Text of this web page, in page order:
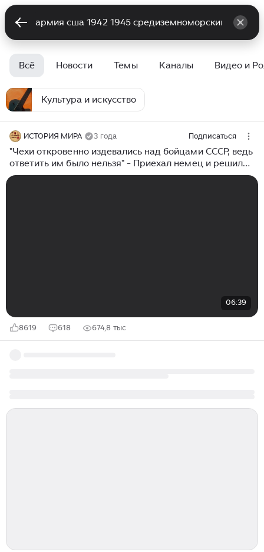
Всё Новости Темы Каналы Видео и
Культура и искусство
ИСТОРИЯ МИРА 3 года Подписаться
"Чехи откровенно издевались над бойцами СССР, ведь
ответить им было нельзя" - Приехал немец и решил
вопрос за минуту
06:39
8619 618 674,8 тыс